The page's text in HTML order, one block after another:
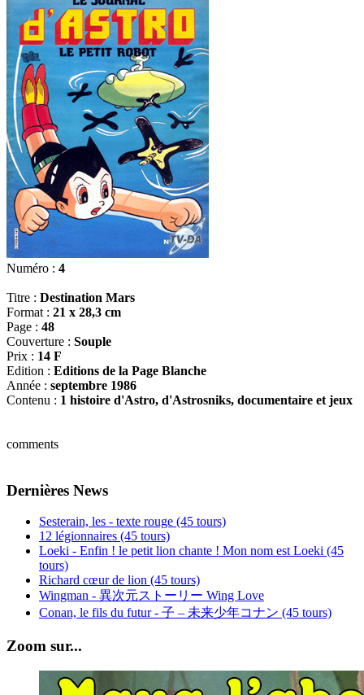
Numéro : 4
Titre : Destination Mars
Format : 21 x 28,3 cm
Page : 48
Couverture : Souple
Prix : 14 F
Edition : Editions de la Page Blanche
Année : septembre 1986
Contenu : 1 histoire d'Astro, d'Astrosniks, documentaire et jeux
comments
Dernières News
Sesterain, les - texte rouge (45 tours)
12 légionnaires (45 tours)
Loeki - Enfin ! le petit lion chante ! Mon nom est Loeki (45
tours)
Richard cœur de lion (45 tours)
Wingman - 異次元ストーリー Wing Love
Conan, le fils du futur - 子 – 未来少年コナン (45 tours)
Zoom sur...